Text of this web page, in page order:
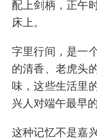
配上剑柄，正午
床上。
字里行间，是一
的清香、老虎头
味，这些生活里
兴人对端午最早的
这种记忆不是嘉